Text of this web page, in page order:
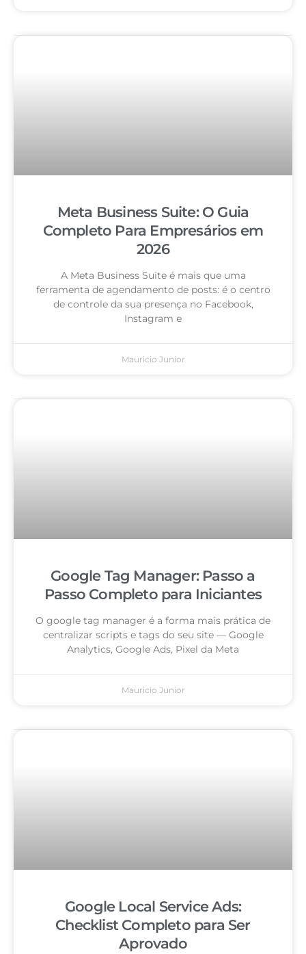
Meta Business Suite: O Guia
Completo Para Empresários em
2026
A Meta Business Suite é mais que uma
ferramenta de agendamento de posts: é o centro
de controle da sua presença no Facebook,
Instagram e
Mauricio Junior
Google Tag Manager: Passo a
Passo Completo para Iniciantes
O google tag manager é a forma mais prática de
centralizar scripts e tags do seu site — Google
Analytics, Google Ads, Pixel da Meta
Mauricio Junior
Google Local Service Ads:
Checklist Completo para Ser
Aprovado